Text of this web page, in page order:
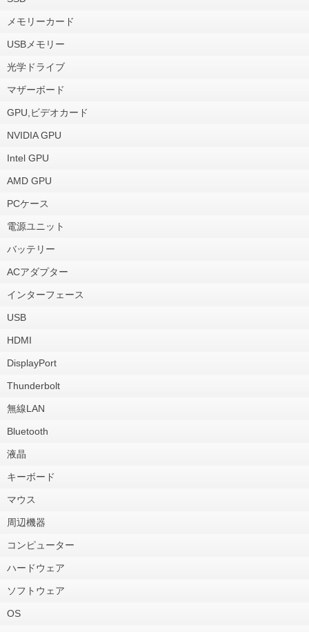
メモリーカード
USBメモリー
光学ドライブ
マザーボード
GPU,ビデオカード
NVIDIA GPU
Intel GPU
AMD GPU
PCケース
電源ユニット
バッテリー
ACアダプター
インターフェース
USB
HDMI
DisplayPort
Thunderbolt
無線LAN
Bluetooth
液晶
キーボード
マウス
周辺機器
コンピューター
ハードウェア
ソフトウェア
OS